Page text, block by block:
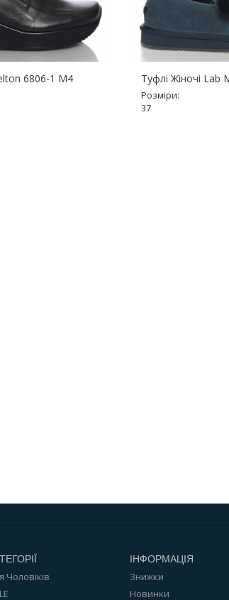
6806-1 M4 Туфлі Жіночі Lab
Розміри:
37
Чоловіків
ІНФОРМАЦІЯ
Знижки
Новинки